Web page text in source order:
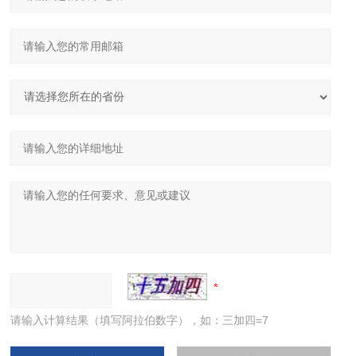
请输入计算结果（填写阿拉伯数字），如：三加四=7